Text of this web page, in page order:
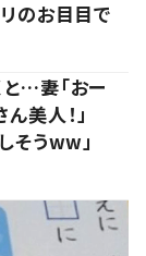
リのお目目で
…妻「おー
美人！」
そうww」